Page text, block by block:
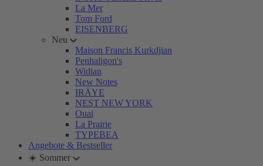
La Mer
Tom Ford
EISENBERG
Neu
Maison Francis Kurkdjian
Penhaligon's
Widian
New Notes
IRÄYE
NEST NEW YORK
Ouai
La Prairie
TYPEBEA
Angebote & Bestseller
☀️ Sommer